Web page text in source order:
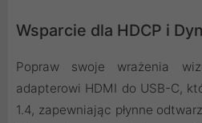
Wsparcie dla HDCP i
Popraw swoje wrażenia
adapterowi HDMI do USB-C,
1.4, zapewniając płynne